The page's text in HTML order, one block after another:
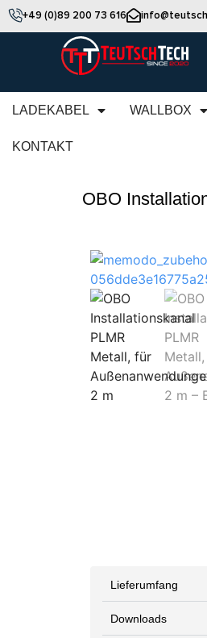
+49 (0)89 200 73 616
LADEKABEL WALLBOX
KONTAKT
OBO
Lieferumfang
Downloads